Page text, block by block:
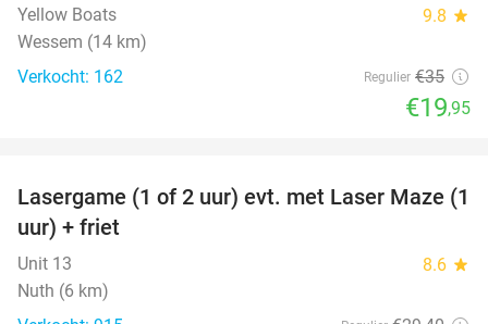
Yellow Boats 9.8 star
Wessem (14 km)
Verkocht: 162
Regulier €35
€19,95
22%
Lasergame (1 of 2 uur) evt. met Laser Maze (1
uur) + friet
Unit 13 8.6 star
Nuth (6 km)